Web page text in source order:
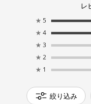
レ
★ 5
★ 4
★ 3
★ 2
★ 1
絞り込み